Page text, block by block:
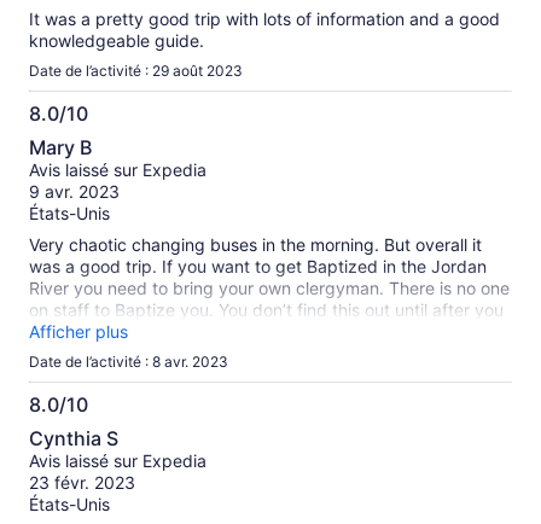
It was a pretty good trip with lots of information and a good
knowledgeable guide.
Date de l’activité : 29 août 2023
8.0/10
8.0
sur
10
Mary B
Avis laissé sur Expedia
9 avr. 2023
États-Unis
Very chaotic changing buses in the morning. But overall it
was a good trip. If you want to get Baptized in the Jordan
River you need to bring your own clergyman. There is no one
on staff to Baptize you. You don’t find this out until after you
have paid and dressed.
Afficher plus
Date de l’activité : 8 avr. 2023
8.0/10
8.0
sur
10
Cynthia S
Avis laissé sur Expedia
23 févr. 2023
États-Unis